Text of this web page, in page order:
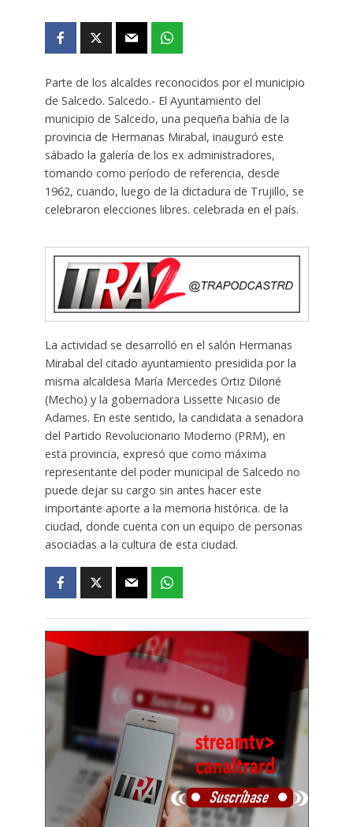
Parte de los alcaldes reconocidos por el municipio
de Salcedo. Salcedo.- El Ayuntamiento del
municipio de Salcedo, una pequeña bahía de la
provincia de Hermanas Mirabal, inauguró este
sábado la galería de los ex administradores,
tomando como período de referencia, desde
1962, cuando, luego de la dictadura de Trujillo, se
celebraron elecciones libres. celebrada en el país.
La actividad se desarrolló en el salón Hermanas
Mirabal del citado ayuntamiento presidida por la
misma alcaldesa María Mercedes Ortiz Diloné
(Mecho) y la gobernadora Lissette Nicasio de
Adames. En este sentido, la candidata a senadora
del Partido Revolucionario Moderno (PRM), en
esta provincia, expresó que como máxima
representante del poder municipal de Salcedo no
puede dejar su cargo sin antes hacer este
importante aporte a la memoria histórica. de la
ciudad, donde cuenta con un equipo de personas
asociadas a la cultura de esta ciudad.